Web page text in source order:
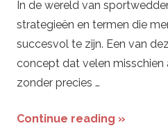
In de wereld van
strategieën en termen die
succesvol te zijn. Een van
concept dat velen misschien
zonder precies …
Continue reading »